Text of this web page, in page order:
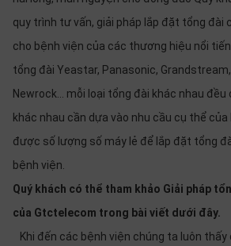
quy trình tư vấn, giải pháp lắp đặt tổng đài
cho bệnh viện của các thương hiệu nổi
tổng đài Yeastar, Panasonic,
Newrock… mỗi loại tổng đài khác nhau đều
khác nhau cần dựa vào nhu cầu cụ thể
được số lượng số máy lẻ để lắp đặt tổng
bệnh viện.
Quý khách có thể tham khảo Giải pháp
của Gtctelecom trong bài viết dưới đây.
Khi đến các bệnh viện chúng ta luôn thấy
khác
Giải
Dịch
vụ
trợ